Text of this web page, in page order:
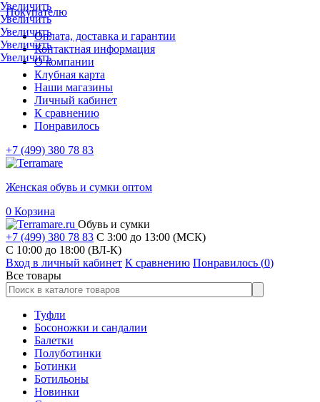
Покупателю
Оплата, доставка и гарантии
Контактная информация
О компании
Клубная карта
Наши магазины
Личный кабинет
К сравнению
Понравилось
+7 (499) 380 78 83
Женская обувь и сумки оптом
0 Корзина
Обувь и сумки
+7 (499) 380 78 83 С 3:00 до 13:00 (МСК)
C 10:00 до 18:00 (ВЛ-К)
Вход в личный кабинет К сравнению Понравилось (0)
Все товары
Туфли
Босоножки и сандалии
Балетки
Полуботинки
Ботинки
Ботильоны
Новинки
Увеличить
Увеличить
Увеличить
Увеличить
Увеличить